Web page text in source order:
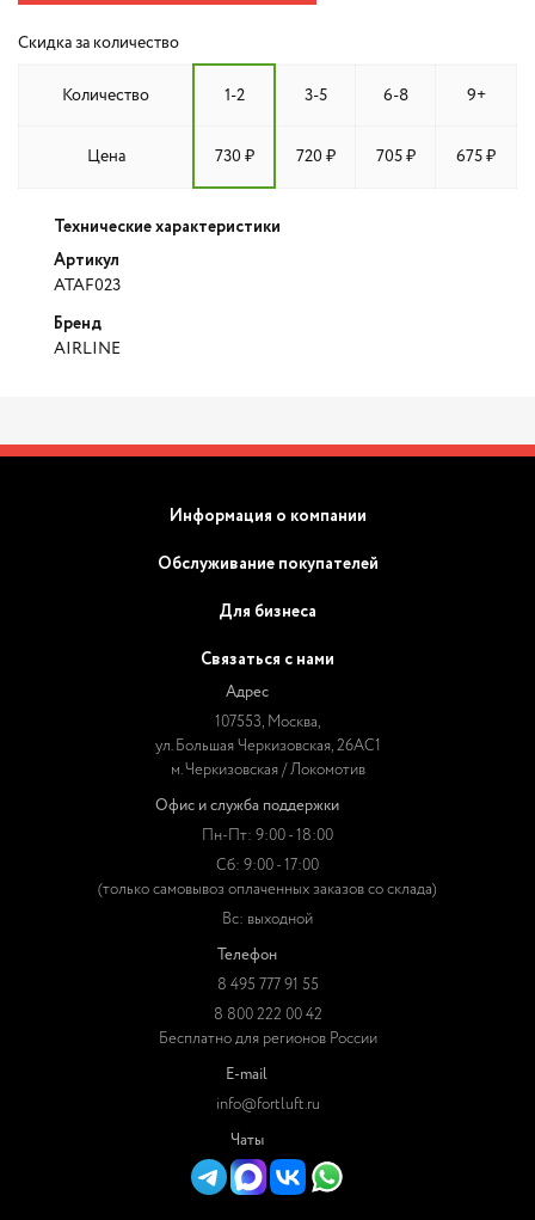
Скидка за количество
Количество 1-2 3-5 6-8 9+
Цена 730 ₽ 720 ₽ 705 ₽ 675 ₽
Технические характеристики
Артикул
ATAF023
Бренд
AIRLINE
Информация о компании
Обслуживание покупателей
Для бизнеса
Связаться с нами
Адрес
107553, Москва,
ул. Большая Черкизовская, 26АС1
м. Черкизовская / Локомотив
Офис и служба поддержки
Пн-Пт: 9:00 - 18:00
Сб: 9:00 - 17:00
(только самовывоз оплаченных заказов со склада)
Вс: выходной
Телефон
8 495 777 91 55
8 800 222 00 42
Бесплатно для регионов России
E-mail
info@fortluft.ru
Чаты